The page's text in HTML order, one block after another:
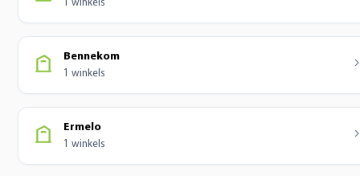
1 winkels
Bennekom
1 winkels
Ermelo
1 winkels